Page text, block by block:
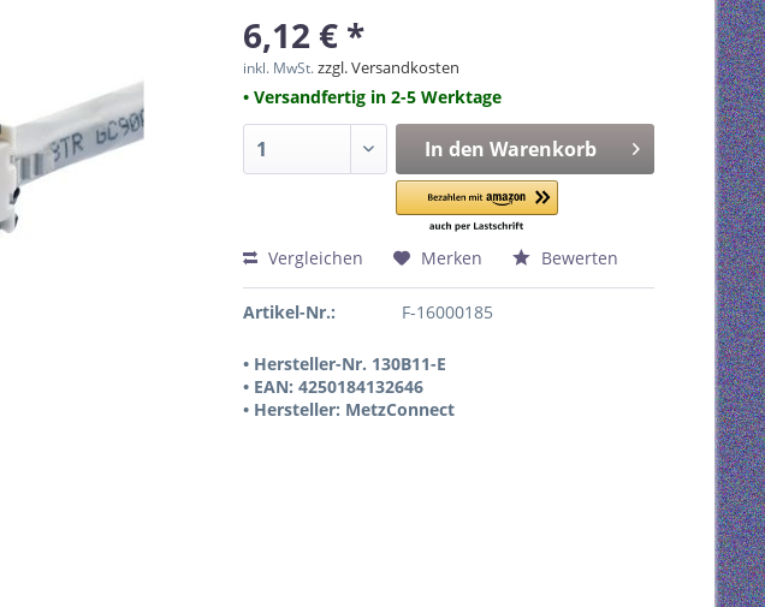
6,12 € *
inkl. MwSt.zzgl. Versandkosten
• Versandfertig in 2-5 Werktage
In den Warenkorb
Vergleichen Merken Bewerten
Artikel-Nr.: F-16000185
• Hersteller-Nr. 130B11-E
• EAN: 4250184132646
• Hersteller: MetzConnect